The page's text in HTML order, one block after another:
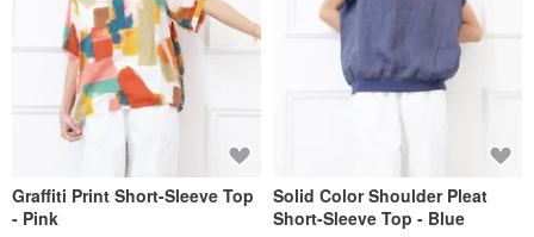
Graffiti Print Short-Sleeve Top
- Pink
Solid Color Shoulder Pleat
Short-Sleeve Top - Blue